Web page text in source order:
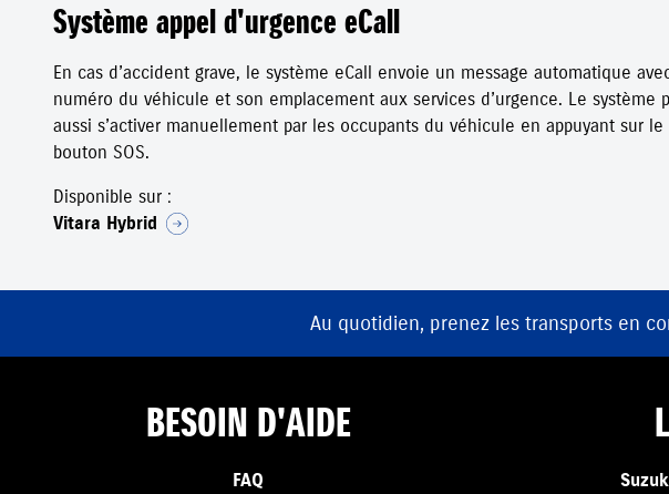
Système appel d'urgence eCall
En cas d’accident grave, le système eCall envoie un message automatique
numéro du véhicule et son emplacement aux services d’urgence. Le système
aussi s’activer manuellement par les occupants du véhicule en appuyant sur le
bouton SOS.
Disponible sur :
Vitara Hybrid
Au quotidien, prenez les transports en
BESOIN D'AIDE
FAQ